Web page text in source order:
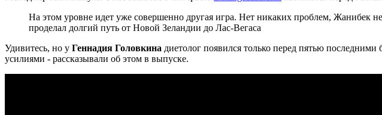
На этом уровне идет уже совершенно другая игра. Нет никаких проблем,
проделал долгий путь от Новой Зеландии до Лас-Вегаса
Удивитесь, но у Геннадия Головкина диетолог появился только перед пятью
усилиями - рассказывали об этом в выпуске.